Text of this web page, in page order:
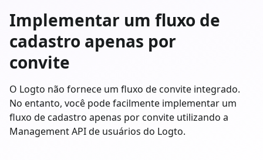
Implementar um fluxo de
cadastro apenas por
convite
O Logto não fornece um fluxo de convite integrado.
No entanto, você pode facilmente implementar um
fluxo de cadastro apenas por convite utilizando a
Management API de usuários do Logto.